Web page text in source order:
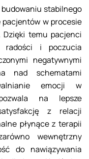
stabilnego
w procesie
temu pacjenci
i poczucia
negatywnymi
nad schematami
emocji w
na lepsze
z relacji
płynące z terapii
wewnętrzny
do nawiązywania